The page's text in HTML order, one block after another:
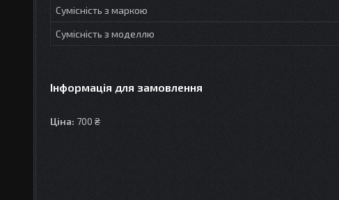
Сумісність з маркою
Сумісність з моделлю
Інформація для замовлення
Ціна: 700 ₴